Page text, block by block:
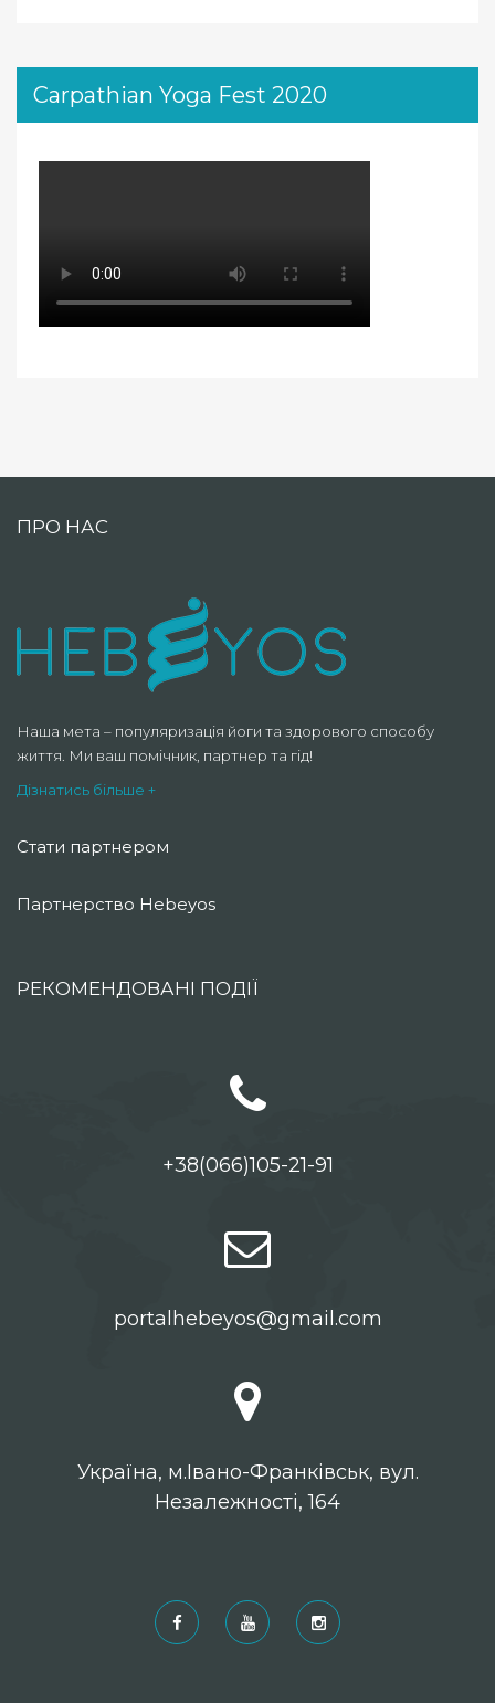
Carpathian Yoga Fest 2020
ПРО НАС
Наша мета – популяризація йоги та здорового способу
життя. Ми ваш помічник, партнер та гід!
Дізнатись більше +
Стати партнером
Партнерство Hebeyos
РЕКОМЕНДОВАНІ ПОДІЇ
+38(066)105-21-91
portalhebeyos@gmail.com
Українa, м.Івано-Франківськ, вул.
Незалежності, 164